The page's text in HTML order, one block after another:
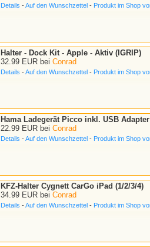
Details -Auf den Wunschzettel - Produkt im Shop
Halter - Dock Kit - Apple - Aktiv (IGRIP)
32.99 EUR bei Conrad
Details -Auf den Wunschzettel - Produkt im Shop
Hama Ladegerät Picco inkl. USB
22.99 EUR bei Conrad
Details -Auf den Wunschzettel - Produkt im Shop
KFZ-Halter Cygnett CarGo iPad (1/2/3/4)
34.99 EUR bei Conrad
Details -Auf den Wunschzettel - Produkt im Shop